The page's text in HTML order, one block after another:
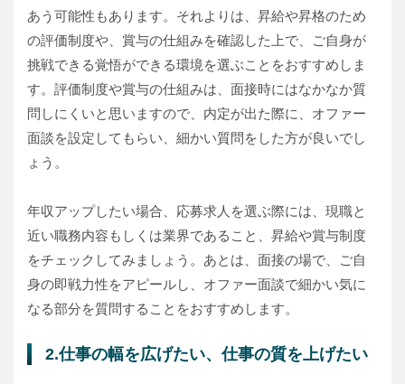
あう可能性もあります。それよりは、昇給や昇格のため
の評価制度や、賞与の仕組みを確認した上で、ご自身が
挑戦できる覚悟ができる環境を選ぶことをおすすめしま
す。評価制度や賞与の仕組みは、面接時にはなかなか質
問しにくいと思いますので、内定が出た際に、オファー
面談を設定してもらい、細かい質問をした方が良いでし
ょう。
年収アップしたい場合、応募求人を選ぶ際には、現職と
近い職務内容もしくは業界であること、昇給や賞与制度
をチェックしてみましょう。あとは、面接の場で、ご自
身の即戦力性をアピールし、オファー面談で細かい気に
なる部分を質問することをおすすめします。
2.仕事の幅を広げたい、仕事の質を上げたい